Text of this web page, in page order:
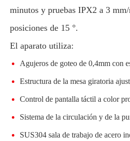
minutos y pruebas IPX2 a 3
posiciones de 15 °.
El aparato utiliza:
Agujeros de goteo de 0,4mm con
Estructura de la mesa giratoria
Control de pantalla táctil a color
Sistema de la circulación y de la
SUS304 sala de trabajo de acero